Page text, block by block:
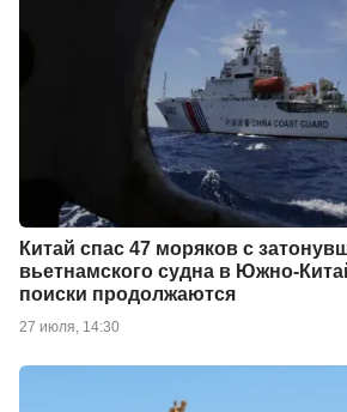
Китай спас 47 моряков с
вьетнамского судна в Южно-
поиски продолжаются
27 июля, 14:30